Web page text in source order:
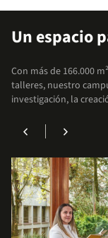
Explora
enfocarte en
académica.
Un espacio
Con más de 166.000
talleres, nuestro
investigación, la
chevron_left chevron_right